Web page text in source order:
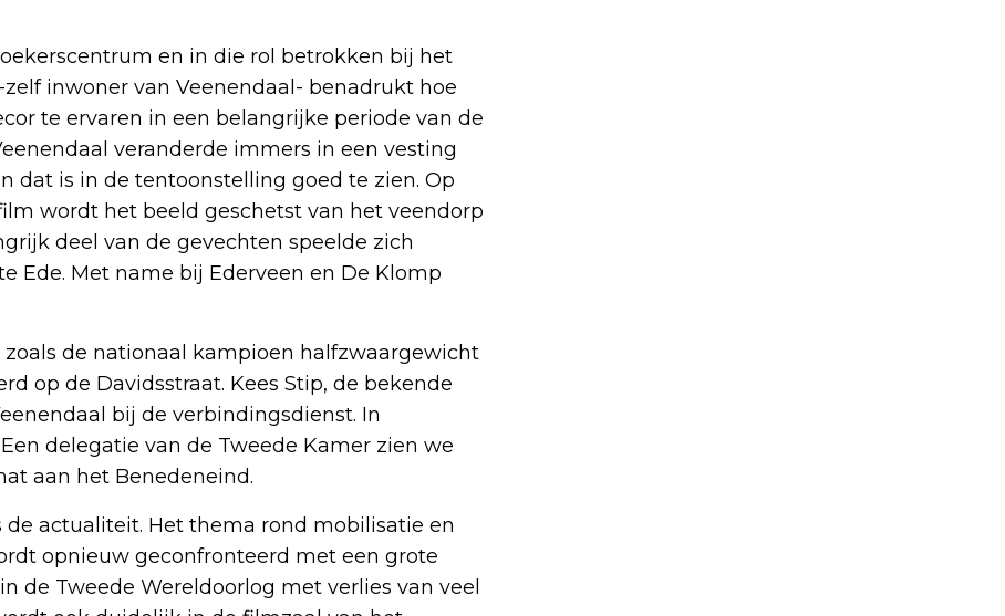
en in die rol betrokken bij het
inwoner van Veenendaal- benadrukt hoe
te ervaren in een belangrijke periode van de
veranderde immers in een vesting
dat is in de tentoonstelling goed te zien. Op
wordt het beeld geschetst van het veendorp
deel van de gevechten speelde zich
Ede. Met name bij Ederveen en De Klomp
de nationaal kampioen halfzwaargewicht
op de Davidsstraat. Kees Stip, de bekende
bij de verbindingsdienst. In
delegatie van de Tweede Kamer zien we
aan het Benedeneind.
actualiteit. Het thema rond mobilisatie en
opnieuw geconfronteerd met een grote
de Tweede Wereldoorlog met verlies van veel